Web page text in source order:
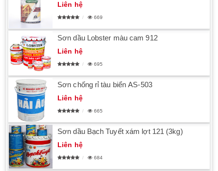
Liên hệ
669
Sơn dầu Lobster màu cam 912
Liên hệ
695
Sơn chống rỉ tàu biển AS-503
Liên hệ
665
Sơn dầu Bạch Tuyết xám lợt 121 (3kg)
Liên hệ
684